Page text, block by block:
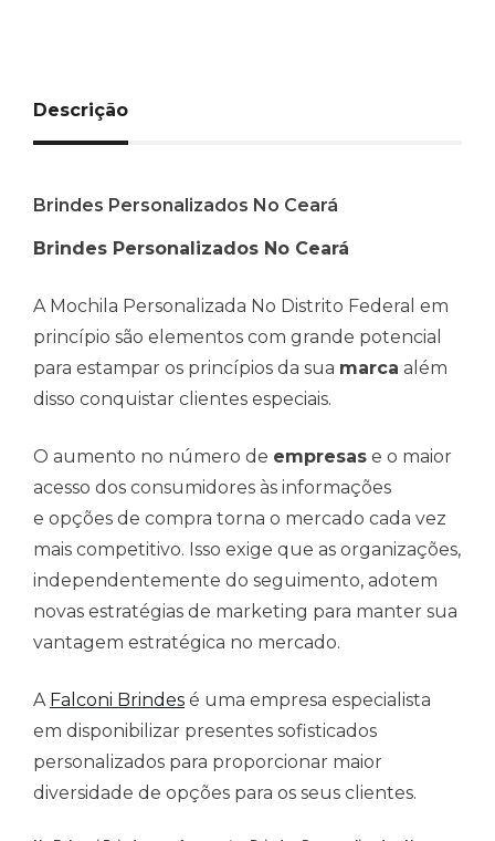
Descrição
Brindes Personalizados No Ceará
Brindes Personalizados No Ceará
A Mochila Personalizada No Distrito Federal em
princípio são elementos com grande potencial
para estampar os princípios da sua marca além
disso conquistar clientes especiais.
O aumento no número de empresas e o maior
acesso dos consumidores às informações
e opções de compra torna o mercado cada vez
mais competitivo. Isso exige que as organizações,
independentemente do seguimento, adotem
novas estratégias de marketing para manter sua
vantagem estratégica no mercado.
A Falconi Brindes é uma empresa especialista
em disponibilizar presentes sofisticados
personalizados para proporcionar maior
diversidade de opções para os seus clientes.